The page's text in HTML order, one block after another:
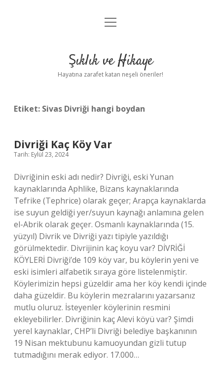
Anasayfa
Yasal Uyarı
menüyü
Şıklık ve Hikaye
Hayatına zarafet katan neşeli öneriler!
Etiket: Sivas Divriği hangi boydan
Divriği Kaç Köy Var
Tarih: Eylül 23, 2024
Divriğinin eski adı nedir? Divriği, eski Yunan
kaynaklarında Aphlike, Bizans kaynaklarında
Tefrike (Tephrice) olarak geçer; Arapça kaynaklarda
ise suyun geldiği yer/suyun kaynağı anlamına gelen
el-Abrik olarak geçer. Osmanlı kaynaklarında (15.
yüzyıl) Divrik ve Divriği yazı tipiyle yazıldığı
görülmektedir. Divrijinin kaç koyu var? DİVRİĞİ
KÖYLERİ Divriği’de 109 köy var, bu köylerin yeni ve
eski isimleri alfabetik sıraya göre listelenmiştir.
Köylerimizin hepsi güzeldir ama her köy kendi içinde
daha güzeldir. Bu köylerin mezralarını yazarsanız
mutlu oluruz. İsteyenler köylerinin resmini
ekleyebilirler. Divriğinin kaç Alevi köyü var? Şimdi
yerel kaynaklar, CHP’li Divriği belediye başkanının
19 Nisan mektubunu kamuoyundan gizli tutup
tutmadığını merak ediyor. 17.000…